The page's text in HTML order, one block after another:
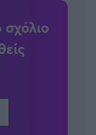
σχόλιο